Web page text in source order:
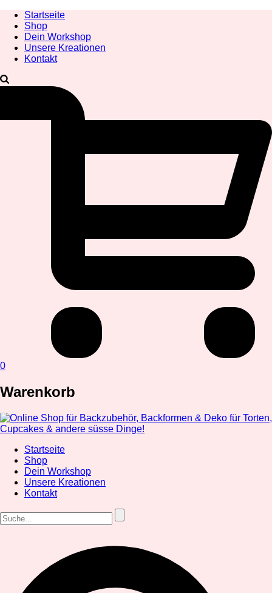
Startseite
Shop
Dein Workshop
Unsere Kreationen
Kontakt
0
Warenkorb
Startseite
Shop
Dein Workshop
Unsere Kreationen
Kontakt